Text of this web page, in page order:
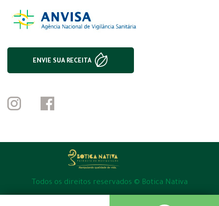
ENVIE SUA RECEITA
Todos os direitos reservados © Botica Nativa